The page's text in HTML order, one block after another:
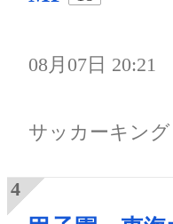
08月07日 20:21
サッカーキング